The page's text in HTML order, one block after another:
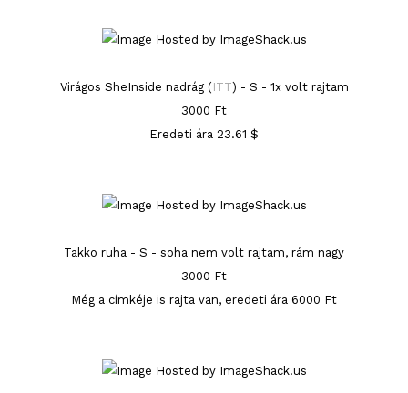
Virágos SheInside nadrág ( ITT) - S - 1x volt rajtam
3000 Ft
Eredeti ára 23.61 $
Takko ruha - S - soha nem volt rajtam, rám nagy
3000 Ft
Még a címkéje is rajta van, eredeti ára 6000 Ft